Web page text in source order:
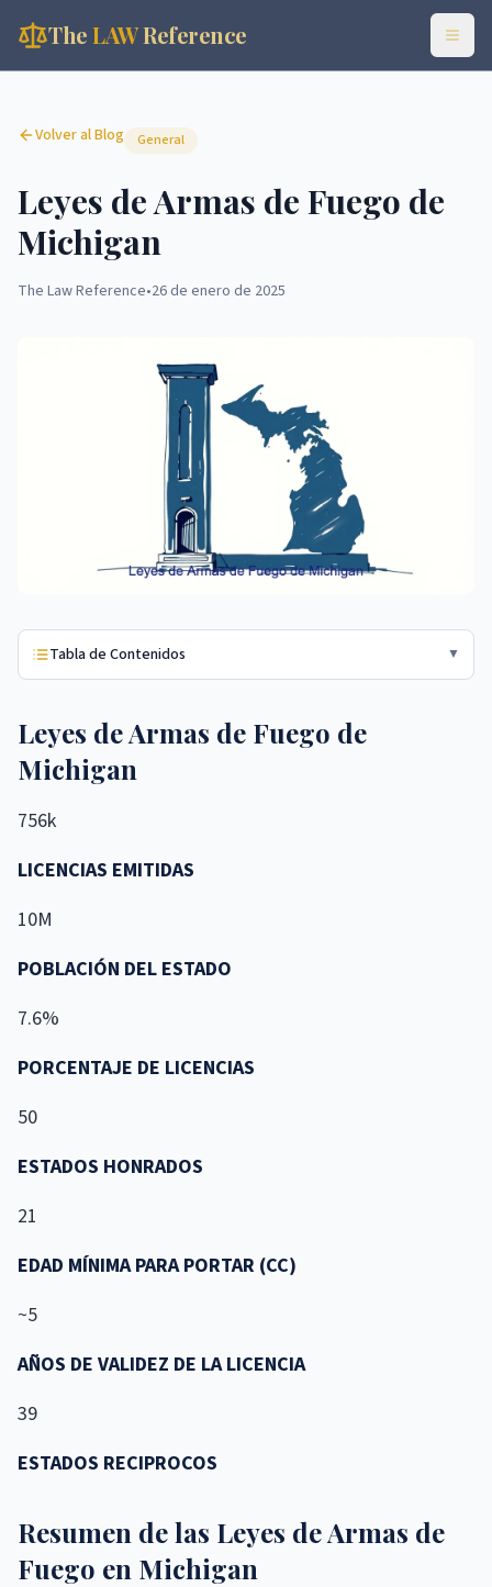
TheLAWReference
Volver al Blog General
Leyes de Armas de Fuego de
Michigan
The Law Reference•26 de enero de 2025
Tabla de Contenidos ▼
Leyes de Armas de Fuego de
Michigan
756k
LICENCIAS EMITIDAS
10M
POBLACIÓN DEL ESTADO
7.6%
PORCENTAJE DE LICENCIAS
50
ESTADOS HONRADOS
21
EDAD MÍNIMA PARA PORTAR (CC)
~5
AÑOS DE VALIDEZ DE LA LICENCIA
39
ESTADOS RECIPROCOS
Resumen de las Leyes de Armas de
Fuego en Michigan